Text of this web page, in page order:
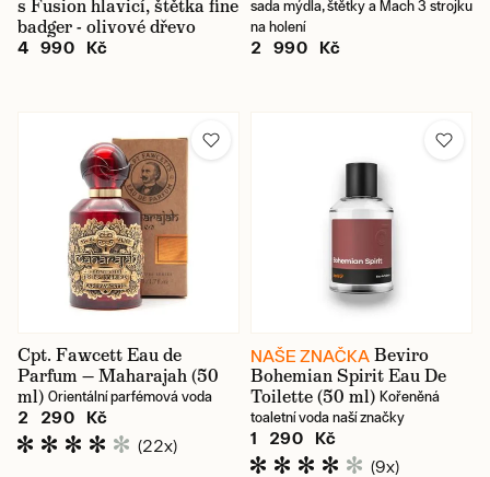
s Fusion hlavicí, štětka fine
badger - olivové dřevo
4 990 Kč
sada mýdla, štětky a Mach 3 strojku
na holení
2 990 Kč
Cpt. Fawcett Eau de
Parfum — Maharajah (50
ml) Orientální parfémová voda
2 290 Kč
(22x)
NAŠE ZNAČKA Beviro
Bohemian Spirit Eau De
Toilette (50 ml) Kořeněná
toaletní voda naší značky
1 290 Kč
(9x)